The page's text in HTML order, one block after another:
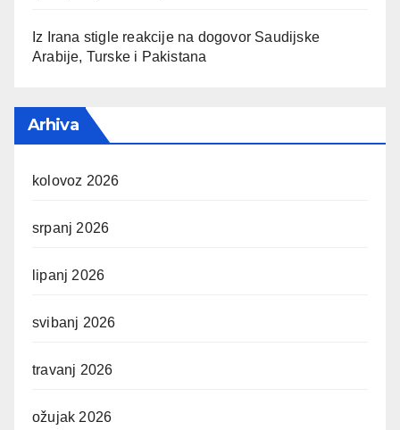
Iz Irana stigle reakcije na dogovor Saudijske
Arabije, Turske i Pakistana
Arhiva
kolovoz 2026
srpanj 2026
lipanj 2026
svibanj 2026
travanj 2026
ožujak 2026